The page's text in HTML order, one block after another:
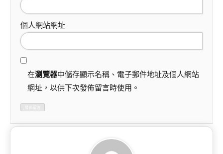
個人網站網址
在瀏覽器中儲存顯示名稱、電子郵件地址及個人網站
網址，以供下次發佈留言時使用。